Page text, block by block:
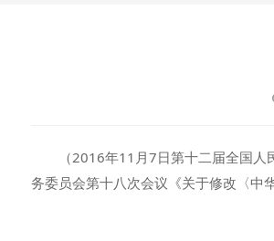
（2016年11月7日第十二届全国
务委员会第十八次会议《关于修改〈中